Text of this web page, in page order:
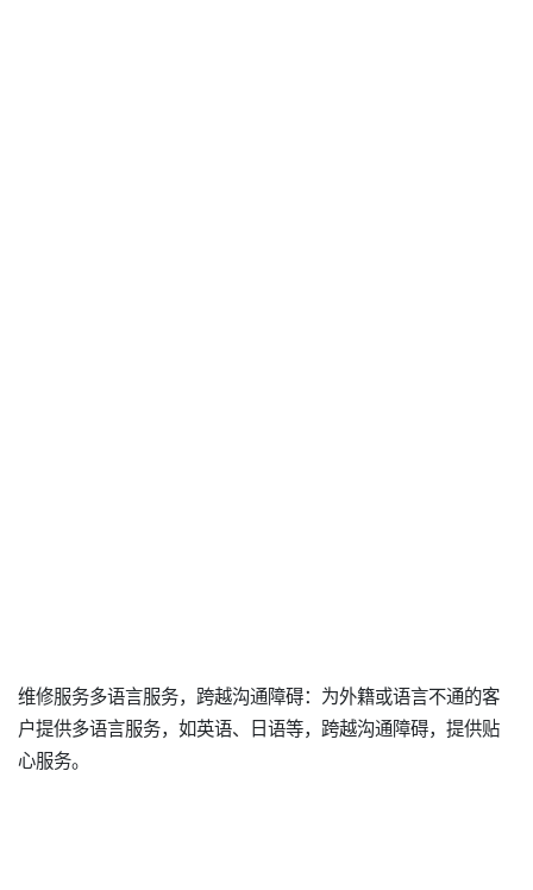
维修服务多语言服务，跨越沟通障碍：为外籍或语言不通的客
户提供多语言服务，如英语、日语等，跨越沟通障碍，提供贴
心服务。